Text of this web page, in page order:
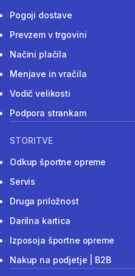
Pogoji dostave
Prevzem v trgovini
Načini plačila
Menjave in vračila
Vodič velikosti
Podpora strankam
STORITVE
Odkup športne opreme
Servis
Druga priložnost
Darilna kartica
Izposoja športne opreme
Nakup na podjetje | B2B